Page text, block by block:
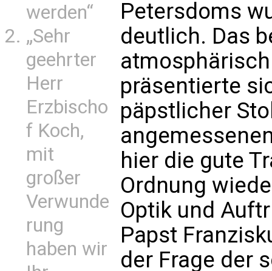
werden“
„Sehr
geehrter
Herr
Erzbischo
f Koch,
mit
großer
Verwunde
rung
haben wir
Petersdoms
deutlich. Das
präsentierte
päpstlicher
hier die gute
Ordnung
Optik und
Papst
der Frage der